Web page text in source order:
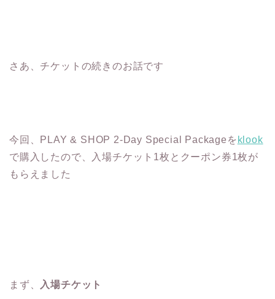
さあ、チケットの続きのお話です
今回、PLAY & SHOP 2-Day Special Packageを klook
で購入したので、入場チケット1枚とクーポン券1枚が
もらえました
まず、 入場チケット